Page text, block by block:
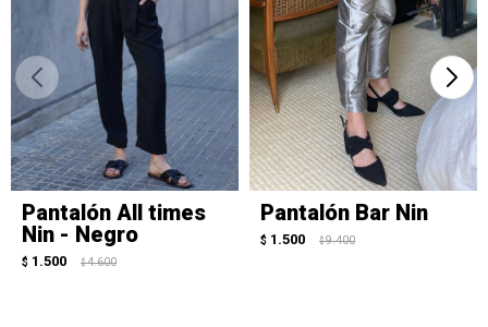
Pantalón All times
Nin - Negro
$ 1.500 $ 4.600
Pantalón Bar Nin
$ 1.500 $ 9.400